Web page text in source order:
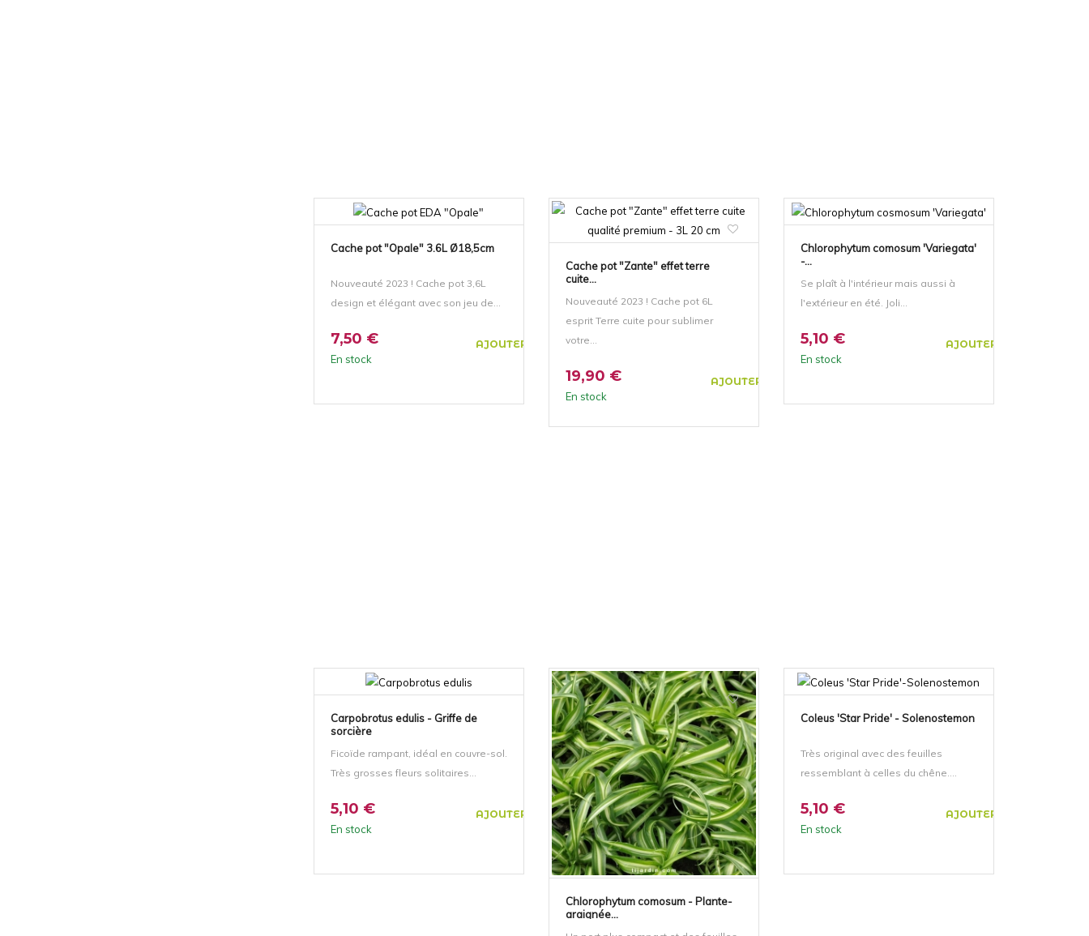
Cache pot "Opale" 3.6L Ø18,5cm
Nouveauté 2023 ! Cache pot 3,6L
design et élégant avec son jeu de...
7,50 € AJOUTER AU PANIER
En stock
Cache pot "Zante" effet terre
cuite...
Nouveauté 2023 ! Cache pot 6L
esprit Terre cuite pour sublimer
votre...
19,90 € AJOUTER AU PANIER
En stock
Chlorophytum comosum 'Variegata'
-...
Se plaît à l'intérieur mais aussi à
l'extérieur en été. Joli...
5,10 € AJOUTER AU PANIER
En stock
Carpobrotus edulis - Griffe de
sorcière
Ficoïde rampant, idéal en couvre-sol.
Très grosses fleurs solitaires...
5,10 € AJOUTER AU PANIER
En stock
Chlorophytum comosum - Plante-
araignée...
Coleus 'Star Pride' - Solenostemon
Très original avec des feuilles
ressemblant à celles du chêne....
5,10 € AJOUTER AU PANIER
En stock